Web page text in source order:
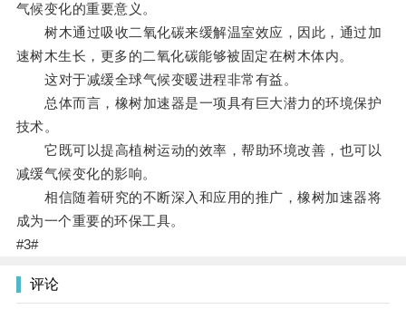
气候变化的重要意义。
树木通过吸收二氧化碳来缓解温室效应，因此，通过加
速树木生长，更多的二氧化碳能够被固定在树木体内。
这对于减缓全球气候变暖进程非常有益。
总体而言，橡树加速器是一项具有巨大潜力的环境保护
技术。
它既可以提高植树运动的效率，帮助环境改善，也可以
减缓气候变化的影响。
相信随着研究的不断深入和应用的推广，橡树加速器将
成为一个重要的环保工具。
#3#
评论